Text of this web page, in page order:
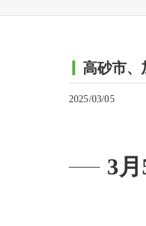
高砂市
2025/03/05
3